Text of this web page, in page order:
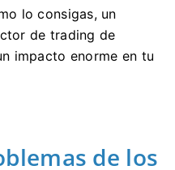
lo consigas, un
de trading de
impacto enorme en tu
de los